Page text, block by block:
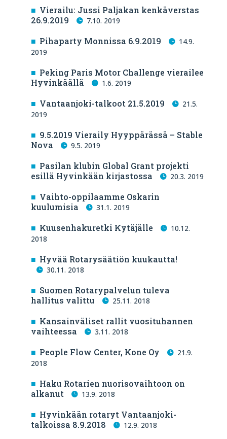
Vierailu: Jussi Paljakan kenkäverstas
26.9.2019
7.10. 2019
Pihaparty Monnissa 6.9.2019
14.9.
2019
Peking Paris Motor Challenge vierailee
Hyvinkäällä
1.6. 2019
Vantaanjoki-talkoot 21.5.2019
21.5.
2019
9.5.2019 Vieraily Hyyppärässä – Stable
Nova
9.5. 2019
Pasilan klubin Global Grant projekti
esillä Hyvinkään kirjastossa
20.3. 2019
Vaihto-oppilaamme Oskarin
kuulumisia
31.1. 2019
Kuusenhakuretki Kytäjälle
10.12.
2018
Hyvää Rotarysäätiön kuukautta!
30.11. 2018
Suomen Rotarypalvelun tuleva
hallitus valittu
25.11. 2018
Kansainväliset rallit vuosituhannen
vaihteessa
3.11. 2018
People Flow Center, Kone Oy
21.9.
2018
Haku Rotarien nuorisovaihtoon on
alkanut
13.9. 2018
Hyvinkään rotaryt Vantaanjoki-
talkoissa 8.9.2018
12.9. 2018